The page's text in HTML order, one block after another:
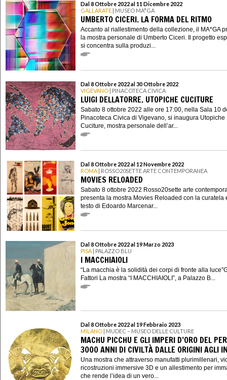
Dal 8 Ottobre 2022 al 11 Dicembre 2022
GALLARATE | MUSEO MA*GA
UMBERTO CICERI. LA FORMA DEL RITMO
Accanto al riallestimento della collezione, il MA*GA
la mostra personale di Umberto Ciceri. Il progetto
si concentra sulla produzi...
Dal 8 Ottobre 2022 al 30 Ottobre 2022
VIGEVANO | PINACOTECA CIVICA
LUIGI DELLATORRE. UTOPICHE CUCITURE
Sabato 8 ottobre 2022 alle ore 17:00, nella Sala 10
Pinacoteca Civica di Vigevano, si inaugura Utopiche
Cuciture, mostra personale dell’ar...
Dal 8 Ottobre 2022 al 12 Novembre 2022
ROMA | ROSSO20SETTE ARTE CONTEMPORANEA
MOVIES RELOADED
Sabato 8 ottobre 2022 Rosso20sette arte
presenta la mostra Movies Reloaded con la curatela
testo di Edoardo Marcenar...
Dal 8 Ottobre 2022 al 19 Marzo 2023
PISA | PALAZZO BLU
I MACCHIAIOLI
“La macchia è la solidità dei corpi di fronte alla
Fattori La mostra “I MACCHIAIOLI”, a Palazzo B...
Dal 8 Ottobre 2022 al 19 Febbraio 2023
MILANO | MUDEC – MUSEO DELLE CULTURE
MACHU PICCHU E GLI IMPERI D’ORO DEL
3000 ANNI DI CIVILTÀ DALLE ORIGINI AGLI
Una mostra che attraverso manufatti plurimillenari,
ricostruzioni immersive 3D e un allestimento per
che rende l’idea di un vero...